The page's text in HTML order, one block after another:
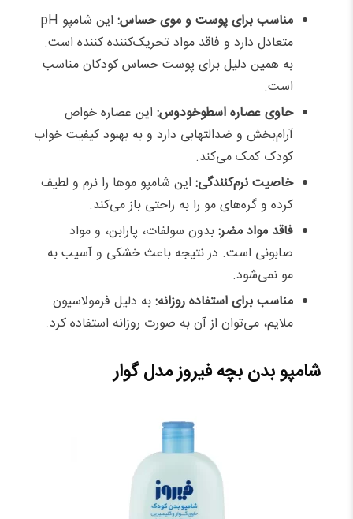
مناسب برای پوست و موی حساس:
این شامپو pH
متعادل دارد و فاقد مواد تحریک‌کننده کننده است.
به همین دلیل برای پوست حساس کودکان مناسب
است.
حاوی عصاره اسطوخودوس:این عصاره خواص
آرام‌بخش و ضدالتهابی دارد و به بهبود کیفیت خواب
کودک کمک می‌کند.
خاصیت نرم‌کنندگی:این شامپو موها را نرم و لطیف
کرده و گره‌های مو را به راحتی باز می‌کند.
فاقد مواد مضر:بدون سولفات، پارابن، و مواد
صابونی است. در نتیجه باعث خشکی و آسیب به
مو نمی‌شود.
مناسب برای استفاده روزانه:به دلیل فرمولاسیون
ملایم، می‌توان از آن به صورت روزانه استفاده کرد.
شامپو بدن بچه فیروز مدل گوار